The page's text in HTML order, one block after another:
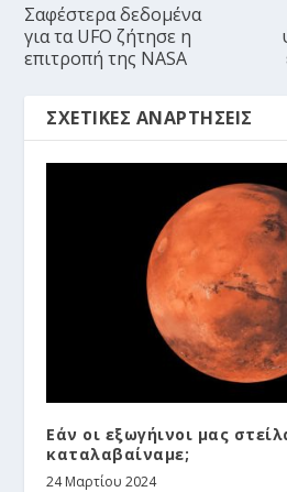
Σαφέστερα δεδομένα
για τα UFO ζήτησε η
επιτροπή της NASA
ΣΧΕΤΙΚΈΣ ΑΝΑΡΤΉΣΕΙΣ
Εάν οι εξωγήινοι μας
καταλαβαίναμε;
24 Μαρτίου 2024